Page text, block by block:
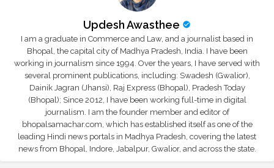
Updesh Awasthee
I am a graduate in Commerce and Law, and a journalist based in
Bhopal, the capital city of Madhya Pradesh, India. I have been
working in journalism since 1994. Over the years, I have served with
several prominent publications, including: Swadesh (Gwalior),
Dainik Jagran (Jhansi), Raj Express (Bhopal), Pradesh Today
(Bhopal); Since 2012, I have been working full-time in digital
journalism. I am the founder member and editor of
bhopalsamachar.com, which has established itself as one of the
leading Hindi news portals in Madhya Pradesh, covering the latest
news from Bhopal, Indore, Jabalpur, Gwalior, and across the state.